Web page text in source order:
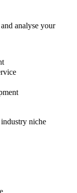
analyse your
niche